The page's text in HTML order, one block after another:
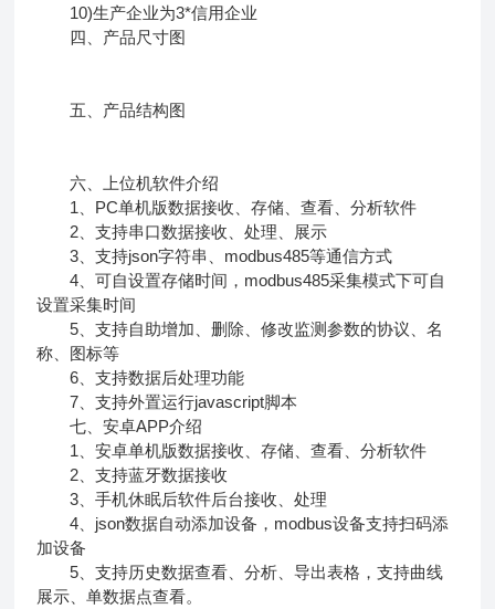
10)生产企业为3*信用企业
四、产品尺寸图
五、产品结构图
六、上位机软件介绍
1、PC单机版数据接收、存储、查看、分析软件
2、支持串口数据接收、处理、展示
3、支持json字符串、modbus485等通信方式
4、可自设置存储时间，modbus485采集模式下可自
设置采集时间
5、支持自助增加、删除、修改监测参数的协议、名
称、图标等
6、支持数据后处理功能
7、支持外置运行javascript脚本
七、安卓APP介绍
1、安卓单机版数据接收、存储、查看、分析软件
2、支持蓝牙数据接收
3、手机休眠后软件后台接收、处理
4、json数据自动添加设备，modbus设备支持扫码添
加设备
5、支持历史数据查看、分析、导出表格，支持曲线
展示、单数据点查看。